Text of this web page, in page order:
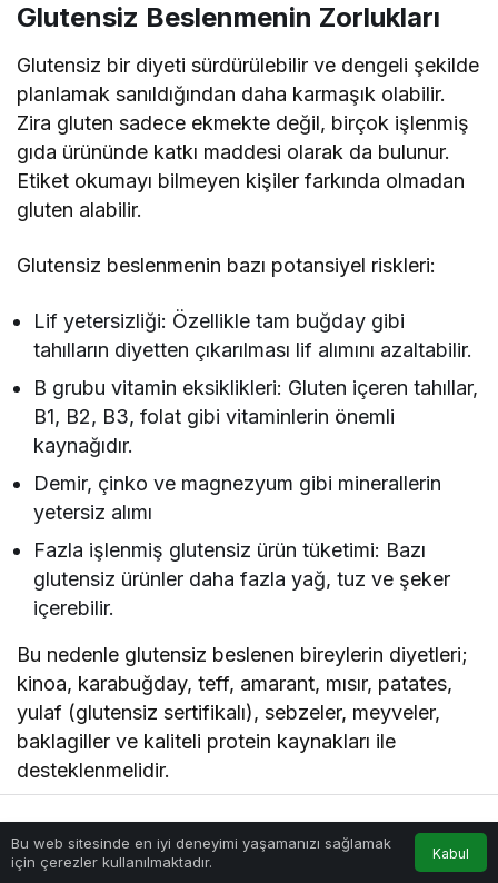
Glutensiz Beslenmenin Zorlukları
Glutensiz bir diyeti sürdürülebilir ve dengeli şekilde
planlamak sanıldığından daha karmaşık olabilir.
Zira gluten sadece ekmekte değil, birçok işlenmiş
gıda ürününde katkı maddesi olarak da bulunur.
Etiket okumayı bilmeyen kişiler farkında olmadan
gluten alabilir.
Glutensiz beslenmenin bazı potansiyel riskleri:
Lif yetersizliği: Özellikle tam buğday gibi
tahılların diyetten çıkarılması lif alımını azaltabilir.
B grubu vitamin eksiklikleri: Gluten içeren tahıllar,
B1, B2, B3, folat gibi vitaminlerin önemli
kaynağıdır.
Demir, çinko ve magnezyum gibi minerallerin
yetersiz alımı
Fazla işlenmiş glutensiz ürün tüketimi: Bazı
glutensiz ürünler daha fazla yağ, tuz ve şeker
içerebilir.
Bu nedenle glutensiz beslenen bireylerin diyetleri;
kinoa, karabuğday, teff, amarant, mısır, patates,
yulaf (glutensiz sertifikalı), sebzeler, meyveler,
baklagiller ve kaliteli protein kaynakları ile
desteklenmelidir.
Kimin Glutensiz Beslenmesi
Gerekmez?
Bu web sitesinde en iyi deneyimi yaşamanızı sağlamak
için çerezler kullanılmaktadır.
Kabul
Anasayfa Akış Hesabım